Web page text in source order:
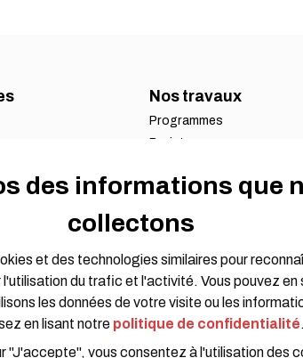
Nos travaux
Programmes
Projets
des informations que
collectons
et des technologies similaires pour
du trafic et l'activité. Vous pouvez en
les données de votre visite ou les
en lisant notre politique de confidentialité.
"J'accepte", vous consentez à l'utilisation des